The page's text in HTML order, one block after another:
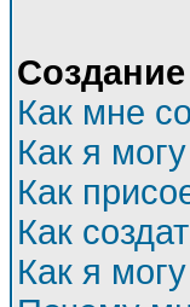
Как мне
Как я
Как
Как
Как я